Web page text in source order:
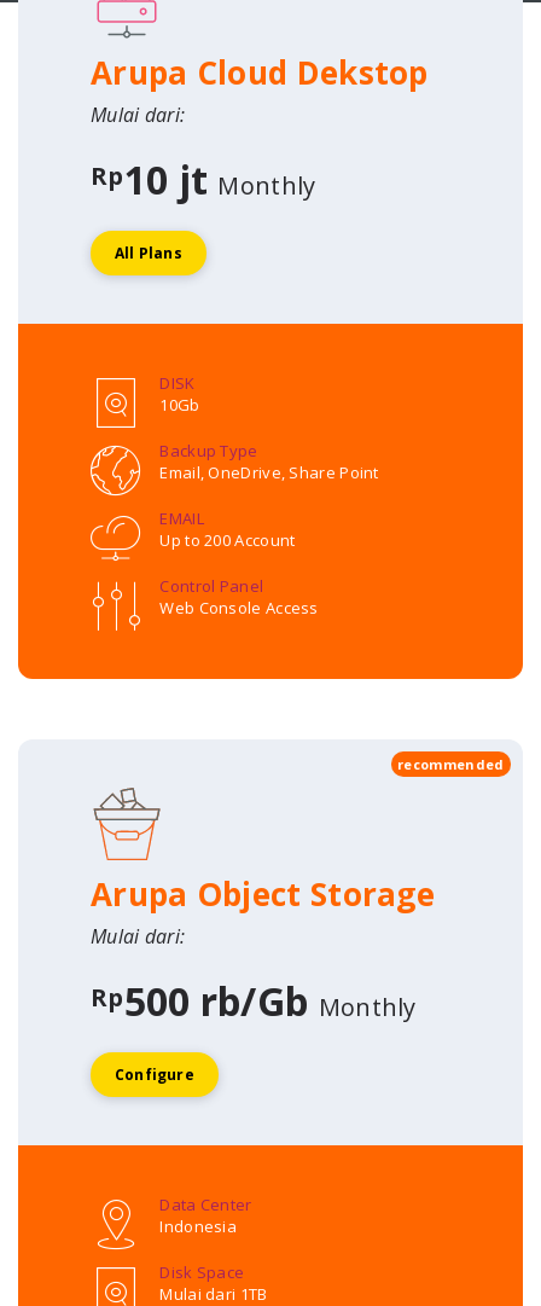
Arupa Cloud Dekstop
Mulai dari:
Rp10 jt Monthly
All Plans
DISK
10Gb
Backup Type
Email, OneDrive, Share Point
EMAIL
Up to 200 Account
Control Panel
Web Console Access
recommended
Arupa Object Storage
Mulai dari:
Rp500 rb/Gb Monthly
Configure
Data Center
Indonesia
Disk Space
Mulai dari 1TB